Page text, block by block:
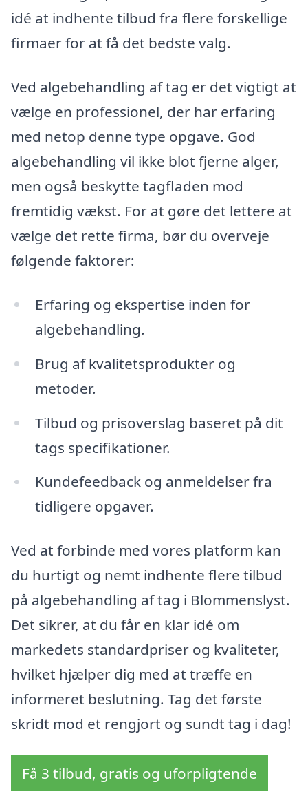
idé at indhente tilbud fra flere forskellige
firmaer for at få det bedste valg.
Ved algebehandling af tag er det vigtigt at
vælge en professionel, der har erfaring
med netop denne type opgave. God
algebehandling vil ikke blot fjerne alger,
men også beskytte tagfladen mod
fremtidig vækst. For at gøre det lettere at
vælge det rette firma, bør du overveje
følgende faktorer:
Erfaring og ekspertise inden for
algebehandling.
Brug af kvalitetsprodukter og
metoder.
Tilbud og prisoverslag baseret på dit
tags specifikationer.
Kundefeedback og anmeldelser fra
tidligere opgaver.
Ved at forbinde med vores platform kan
du hurtigt og nemt indhente flere tilbud
på algebehandling af tag i Blommenslyst.
Det sikrer, at du får en klar idé om
markedets standardpriser og kvaliteter,
hvilket hjælper dig med at træffe en
informeret beslutning. Tag det første
skridt mod et rengjort og sundt tag i dag!
Få 3 tilbud, gratis og uforpligtende